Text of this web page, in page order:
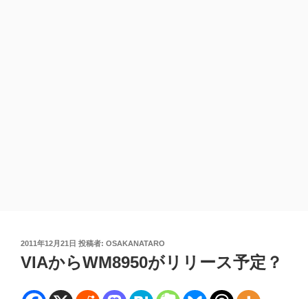
投
稿
日:
2011年12月21日 投稿者: OSAKANATARO
VIAからWM8950がリリース予定？